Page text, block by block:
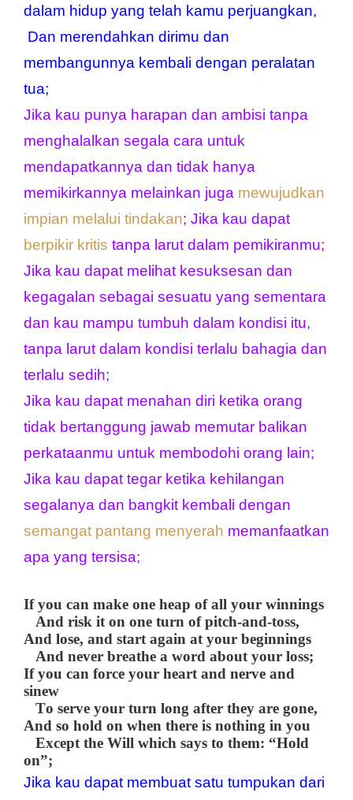
dalam hidup yang telah kamu perjuangkan,
membangunnya kembali dengan peralatan
tua;
Jika kau punya harapan dan ambisi tanpa
menghalalkan segala cara untuk
mendapatkannya dan tidak hanya
memikirkannya melainkan juga mewujudkan
impian melalui tindakan;
berpikir kritis tanpa larut dalam pemikiranmu;
Jika kau dapat melihat kesuksesan dan
kegagalan sebagai sesuatu yang sementara
dan kau mampu tumbuh dalam kondisi itu,
tanpa larut dalam kondisi terlalu bahagia dan
terlalu sedih;
Jika kau dapat menahan diri ketika orang
tidak bertanggung jawab memutar balikan
perkataanmu untuk membodohi orang lain;
Jika kau dapat tegar ketika kehilangan
semangat pantang menyerah memanfaatkan
apa yang tersisa;
If you can make one heap of all your winnings
And risk it on one turn of pitch-and-toss,
And lose, and start again at your beginnings
And never breathe a word about your loss;
If you can force your heart and nerve and
sinew
To serve your turn long after they are gone,
And so hold on when there is nothing in you
Except the Will which says to them: “Hold
on”;
Jika kau dapat membuat satu tumpukan dari